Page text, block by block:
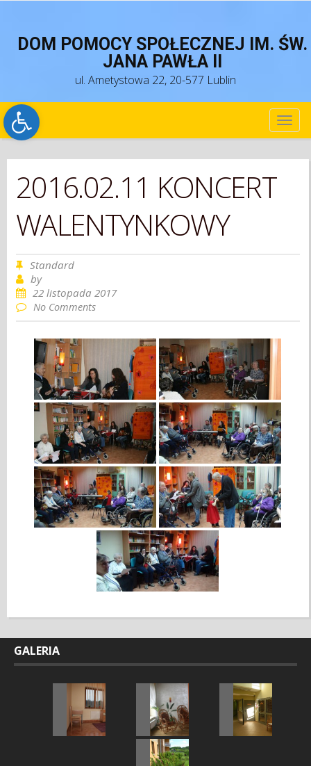
Open toolbar
DOM POMOCY SPOŁECZNEJ IM. ŚW.
JANA PAWŁA II
ul. Ametystowa 22, 20-577 Lublin
2016.02.11 KONCERT
WALENTYNKOWY
Standard
by
22 listopada 2017
No Comments
GALERIA